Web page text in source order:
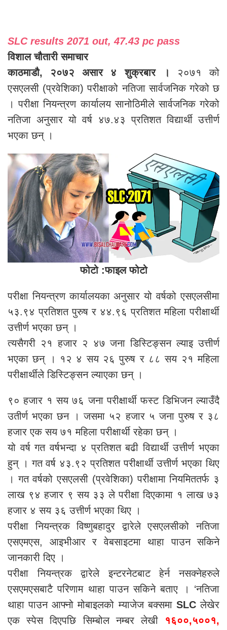
SLC results 2071 out, 47.43 pc pass
विशाल चौतारी समाचार
काठमाडौ, २०७२ असार ४ शुक्रबार ।
२०७१ को
एसएलसी (प्रवेशिका) परीक्षाको नतिजा सार्वजनिक गरेको छ
। परीक्षा नियन्त्रण कार्यालय सानोठिमीले सार्वजनिक गरेको
नतिजा अनुसार यो वर्ष ४७.४३ प्रतिशत विद्यार्थी उत्तीर्ण
भएका छन् ।
फोटो :फाइल फोटो
परीक्षा नियन्त्रण कार्यालयका अनुसार यो वर्षको एसएलसीमा
५३.९४ प्रतिशत पुरुष र ४४.९६ प्रतिशत महिला परीक्षार्थी
उत्तीर्ण भएका छन् ।
त्यसैगरी २१ हजार २ ४७ जना डिस्टिङ्सन ल्याइ उत्तीर्ण
भएका छन् । १२ ४ सय २६ पुरुष र ८८ सय २१ महिला
परीक्षार्थीले डिस्टिङ्सन ल्याएका छन् ।
९० हजार १ सय ७६ जना परीक्षार्थी फस्ट डिभिजन ल्याउँदै
उतीर्ण भएका छन । जसमा ५२ हजार ५ जना पुरुष र ३८
हजार एक सय ७१ महिला परीक्षार्थी रहेका छन् ।
यो वर्ष गत वर्षभन्दा ४ प्रतिशत बढी विद्यार्थी उत्तीर्ण भएका
हुन् । गत वर्ष ४३.९२ प्रतिशत परीक्षार्थी उत्तीर्ण भएका थिए
। गत वर्षको एसएलसी (प्रवेशिका) परीक्षामा नियमिततर्फ ३
लाख ९४ हजार ९ सय ३३ ले परीक्षा दिएकामा १ लाख ७३
हजार ४ सय ३६ उत्तीर्ण भएका थिए ।
परीक्षा नियन्त्रक विष्णुबहादुर द्वारेले एसएलसीको नतिजा
एसएमएस, आइभीआर र वेबसाइटमा थाहा पाउन सकिने
जानकारी दिए ।
परीक्षा नियन्त्रक द्वारेले इन्टरनेटबाट हेर्न नसक्नेहरुले
एसएमएसबाटै परिणाम थाहा पाउन सकिने बताए । ‘नतिजा
थाहा पाउन आफ्नो मोबाइलको म्याजेज बक्समा SLCलेखेर
एक स्पेस दिएपछि सिम्बोल नम्बर लेखी १६००,५००१,